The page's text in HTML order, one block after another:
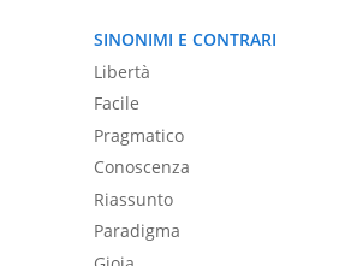
SINONIMI E CONTRARI
Libertà
Facile
Pragmatico
Conoscenza
Riassunto
Paradigma